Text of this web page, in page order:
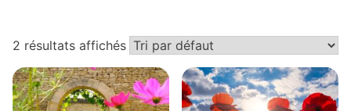
2 résultats affichés